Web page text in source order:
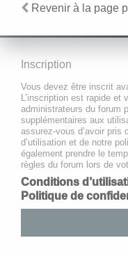
Revenir à la page
Inscription
Vous devez être inscrit
L’inscription est rapide et
administrateurs du forum
supplémentaires aux
assurez-vous d’avoir pris
d’utilisation et de notre
également prendre le
règles du forum lors de
Conditions
Politique de